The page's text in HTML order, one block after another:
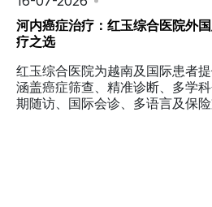
河内癌症治疗：红玉综合医院外
疗之选
红玉综合医院为越南及国际患者
涵盖癌症筛查、精准诊断、多学
期随访、国际会诊、多语言及保险